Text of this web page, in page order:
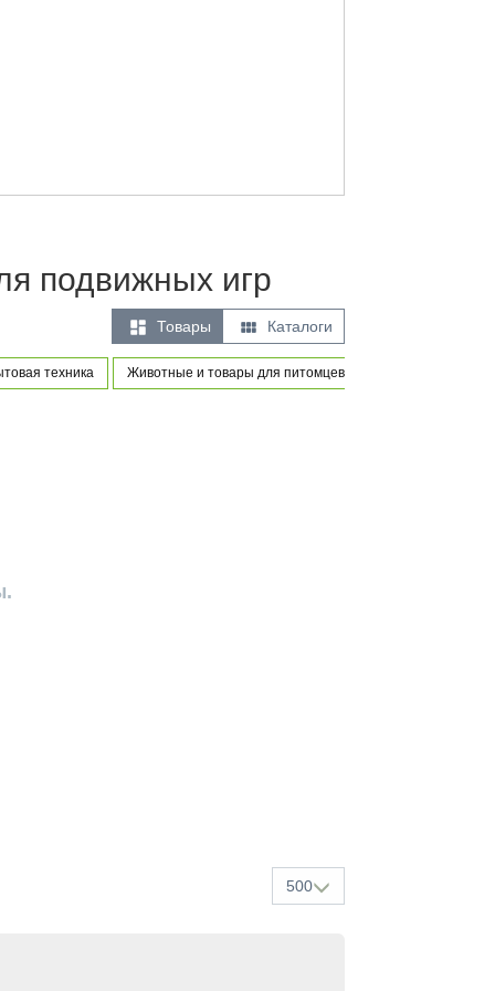
подвижных игр
 Товары  Каталоги
техника Животные и товары для питомцев
500